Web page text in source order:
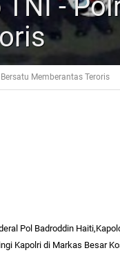
Memberantas Teroris
Pol Badroddin
Kapolri di Markas Besar